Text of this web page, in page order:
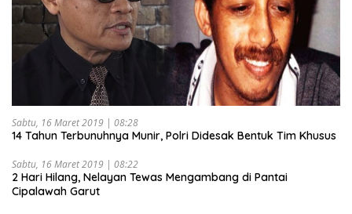
Sabtu, 16 Maret 2019 | 08:28
14 Tahun Terbunuhnya Munir, Polri Didesak Bentuk Tim Khusus
Sabtu, 16 Maret 2019 | 08:22
2 Hari Hilang, Nelayan Tewas Mengambang di Pantai
Cipalawah Garut